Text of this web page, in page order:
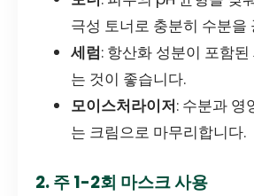
극성 토너로 충분히 수분을
세럼: 항산화 성분이 포함
는 것이 좋습니다.
모이스처라이저: 수분과 영
는 크림으로 마무리합니다.
2. 주 1-2회 마스크 사용